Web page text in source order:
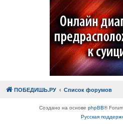
ПОБЕДИШЬ.РУ Список форумов
Создано на основе phpBB®
Русская